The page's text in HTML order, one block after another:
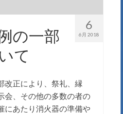
6
6月 2018
の一部
て
改正により、祭礼、縁
会、その他の多数の者の
にあたり消火器の準備や